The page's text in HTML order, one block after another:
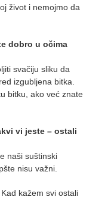
život i nemojmo da
dobro u očima
svačiju sliku da
izgubljena bitka.
bitku, ako već znate
vi jeste – ostali
naši suštinski
nisu važni.
kažem svi ostali